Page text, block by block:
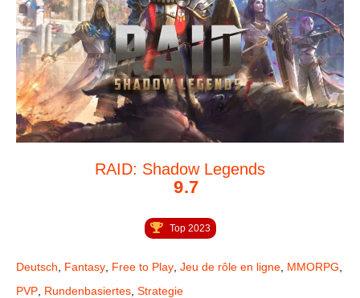
RAID: Shadow Legends
9.7
Top 2023
Deutsch Fantasy Free to Play Jeu de rôle en ligne MMORPG
PVP Rundenbasiertes Strategie